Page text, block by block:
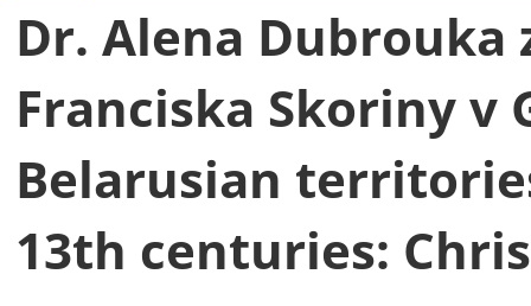
Dr. Alena
Franciska Skoriny v
Belarusian
13th centuries: